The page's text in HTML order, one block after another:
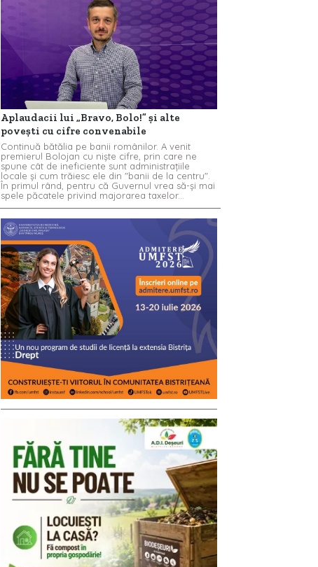
Aplaudacii lui „Bravo, Bolo!” și alte
povești cu cifre convenabile
Continuă bătălia pe banii românilor. A venit
premierul Bolojan cu niște cifre, prin care ne
spune cât de ineficiente sunt administrațiile
locale și cum trăiesc ele din "banii de la centru".
În primul rând, pentru că Guvernul vrea să-și mai
spele păcatele privind majorarea taxelor...